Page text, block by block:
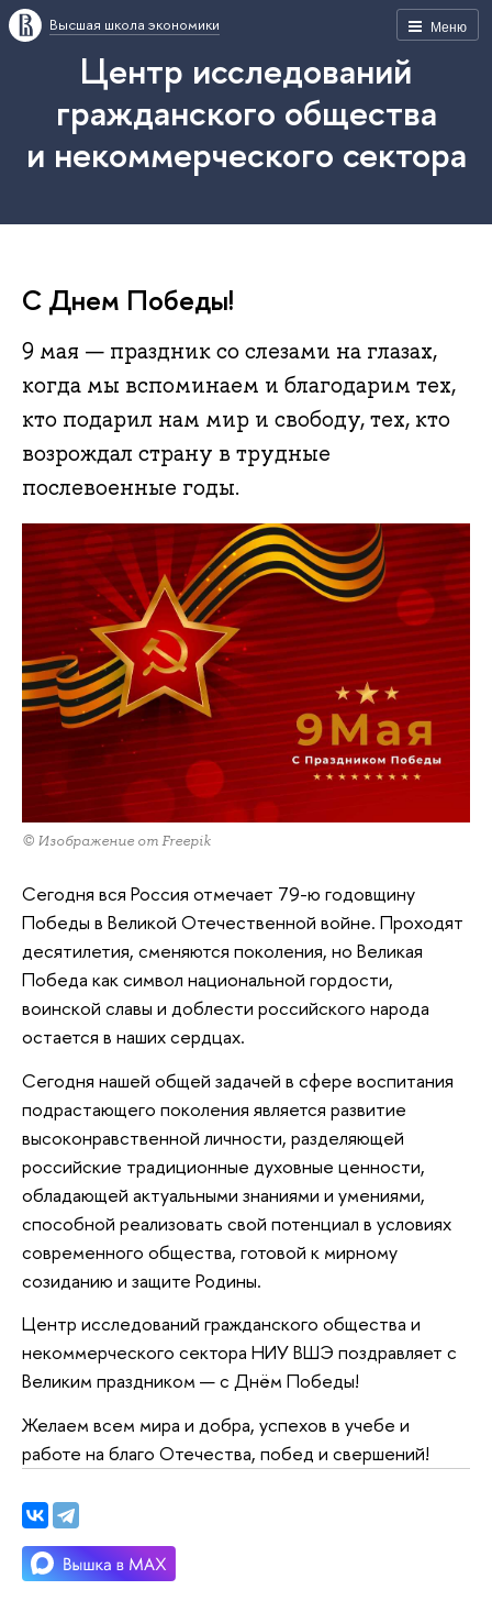
Меню
Высшая школа экономики
Центр исследований
гражданского общества
и некоммерческого сектора
С Днем Победы!
9 мая — праздник со слезами на глазах,
когда мы вспоминаем и благодарим тех,
кто подарил нам мир и свободу, тех, кто
возрождал страну в трудные
послевоенные годы.
© Изображение от Freepik
Сегодня вся Россия отмечает 79-ю годовщину
Победы в Великой Отечественной войне. Проходят
десятилетия, сменяются поколения, но Великая
Победа как символ национальной гордости,
воинской славы и доблести российского народа
остается в наших сердцах.
Сегодня нашей общей задачей в сфере воспитания
подрастающего поколения является развитие
высоконравственной личности, разделяющей
российские традиционные духовные ценности,
обладающей актуальными знаниями и умениями,
способной реализовать свой потенциал в условиях
современного общества, готовой к мирному
созиданию и защите Родины.
Центр исследований гражданского общества и
некоммерческого сектора НИУ ВШЭ поздравляет с
Великим праздником — с Днём Победы!
Желаем всем мира и добра, успехов в учебе и
работе на благо Отечества, побед и свершений!